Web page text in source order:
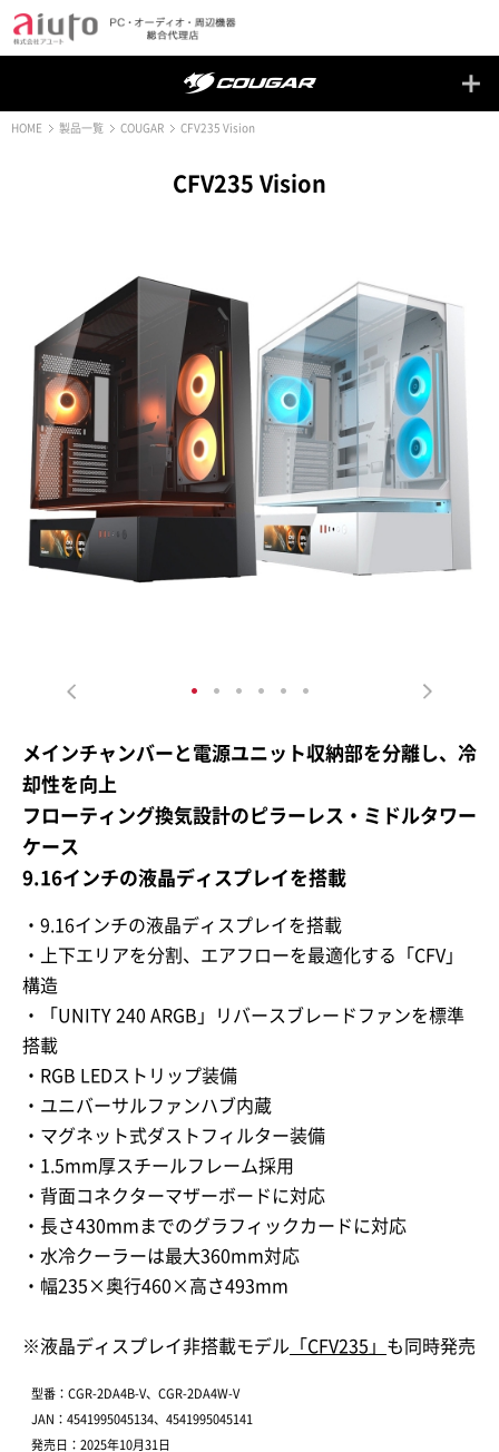
HOME 製品一覧 COUGAR CFV235 Vision
CFV235 Vision
メインチャンバーと電源ユニット収納部を分離し、冷
却性を向上
フローティング換気設計のピラーレス・ミドルタワー
ケース
9.16インチの液晶ディスプレイを搭載
・9.16インチの液晶ディスプレイを搭載
・上下エリアを分割、エアフローを最適化する「CFV」
構造
・「UNITY 240 ARGB」リバースブレードファンを標準
搭載
・RGB LEDストリップ装備
・ユニバーサルファンハブ内蔵
・マグネット式ダストフィルター装備
・1.5mm厚スチールフレーム採用
・背面コネクターマザーボードに対応
・長さ430mmまでのグラフィックカードに対応
・水冷クーラーは最大360mm対応
・幅235×奥行460×高さ493mm
※液晶ディスプレイ非搭載モデル 「CFV235」 も同時発売
型番：CGR-2DA4B-V、CGR-2DA4W-V
JAN：4541995045134、4541995045141
発売日：2025年10月31日